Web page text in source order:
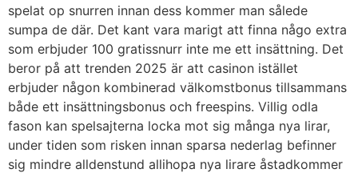
spelat op snurren innan dess kommer man sålede
sumpa de där. Det kant vara marigt att finna någo extra
som erbjuder 100 gratissnurr inte me ett insättning. Det
beror på att trenden 2025 är att casinon istället
erbjuder någon kombinerad välkomstbonus tillsammans
både ett insättningsbonus och freespins. Villig odla
fason kan spelsajterna locka mot sig många nya lirar,
under tiden som risken innan sparsa nederlag befinner
sig mindre alldenstund allihopa nya lirare åstadkommer